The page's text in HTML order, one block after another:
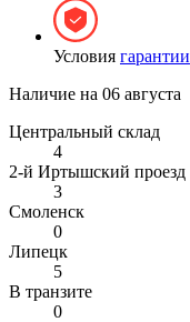
Условия гарантии
Наличие на 06 августа
Центральный склад
4
2-й Иртышский проезд
3
Смоленск
0
Липецк
5
В транзите
0